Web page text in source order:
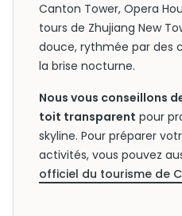
Canton Tower, Opera
tours de Zhujiang New
douce, rythmée par des
la brise nocturne.
Nous vous conseillons
toit transparent pour
skyline. Pour préparer
activités, vous pouvez
officiel du tourisme de